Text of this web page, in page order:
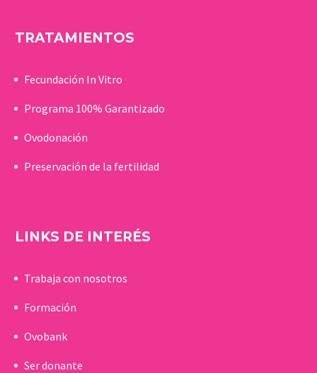
TRATAMIENTOS
Fecundación In Vitro
Programa 100% Garantizado
Ovodonación
Preservación de la fertilidad
LINKS DE INTERÉS
Trabaja con nosotros
Formación
Ovobank
Ser donante